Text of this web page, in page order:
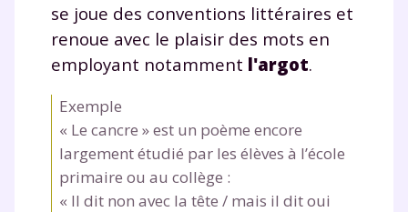
se joue des conventions littéraires et
renoue avec le plaisir des mots en
employant notamment l'argot.
Exemple
« Le cancre » est un poème encore
largement étudié par les élèves à l’école
primaire ou au collège :
« Il dit non avec la tête / mais il dit oui